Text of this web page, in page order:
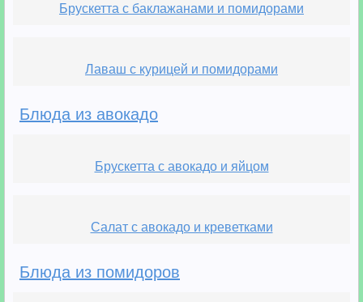
Брускетта с баклажанами и помидорами
Лаваш с курицей и помидорами
Блюда из авокадо
Брускетта с авокадо и яйцом
Салат с авокадо и креветками
Блюда из помидоров